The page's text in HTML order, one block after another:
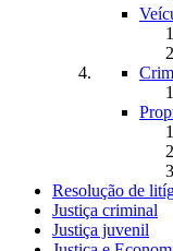
Resolução de
Justiça criminal
Justiça juvenil